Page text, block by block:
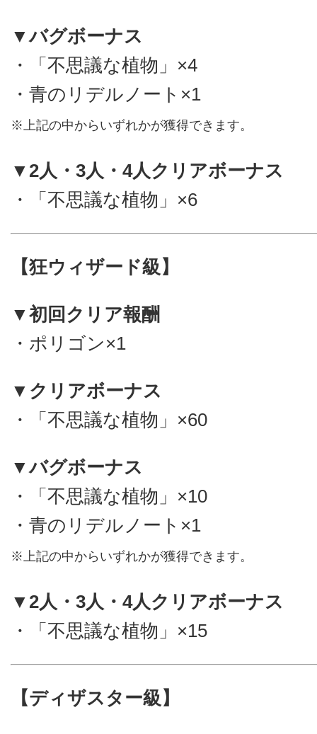
▼バグボーナス
・「不思議な植物」×4
・青のリデルノート×1
※上記の中からいずれかが獲得できます。
▼2人・3人・4人クリアボーナス
・「不思議な植物」×6
【狂ウィザード級】
▼初回クリア報酬
・ポリゴン×1
▼クリアボーナス
・「不思議な植物」×60
▼バグボーナス
・「不思議な植物」×10
・青のリデルノート×1
※上記の中からいずれかが獲得できます。
▼2人・3人・4人クリアボーナス
・「不思議な植物」×15
【ディザスター級】